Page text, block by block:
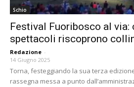
Schio
Festival Fuoribosco al via:
spettacoli riscoprono
Redazione -
14 Giugno 2025
Torna, festeggiando la sua terza
rassegna messa a punto